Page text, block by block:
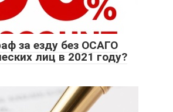
за езду без ОСАГО
лиц в 2021 году?